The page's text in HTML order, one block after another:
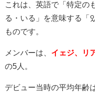
これは、英語で「特定の
る・いる」を意味する「
ものです。
メンバーは、 イェジ、リ
の5 人。
デビュー当時の平均年齢